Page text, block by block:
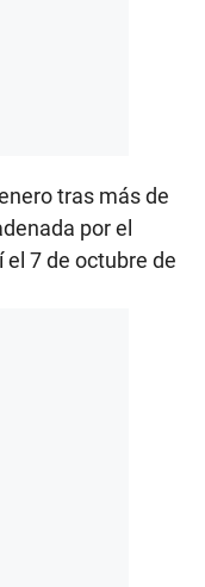
tras más de
por el
7 de octubre de